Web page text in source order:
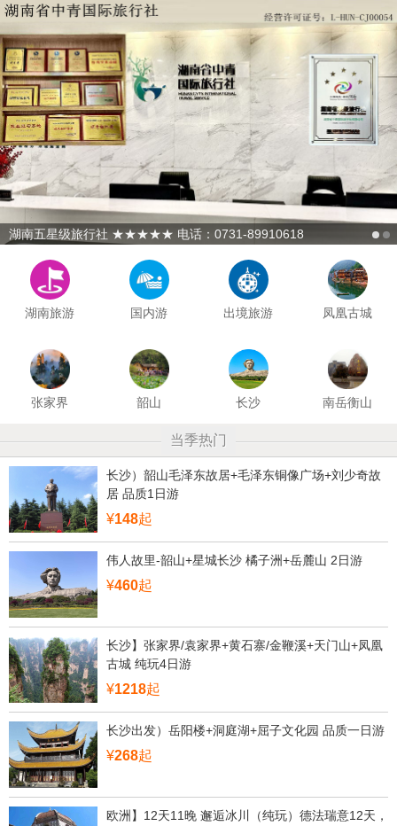
湖南五星级旅行社 ★★★★★ 电话：0731-89910618
湖南旅游 国内游 出境旅游 凤凰古城
张家界 韶山 长沙 南岳衡山
当季热门
长沙）韶山毛泽东故居+毛泽东铜像广场+刘少奇故
居 品质1日游
¥148起
伟人故里-韶山+星城长沙 橘子洲+岳麓山 2日游
¥460起
长沙】张家界/袁家界+黄石寨/金鞭溪+天门山+凤凰
古城 纯玩4日游
¥1218起
长沙出发）岳阳楼+洞庭湖+屈子文化园 品质一日游
¥268起
欧洲】12天11晚 邂逅冰川（纯玩）德法瑞意12天，